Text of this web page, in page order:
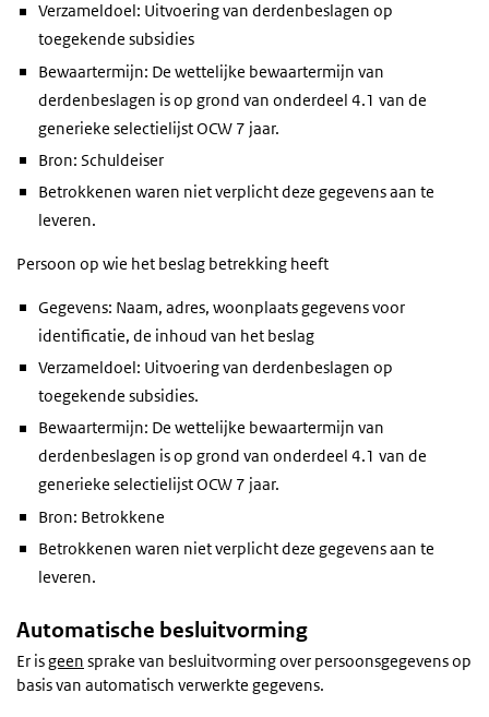
Verzameldoel: Uitvoering van derdenbeslagen op
toegekende subsidies
Bewaartermijn: De wettelijke bewaartermijn van
derdenbeslagen is op grond van onderdeel 4.1 van de
generieke selectielijst OCW 7 jaar.
Bron: Schuldeiser
Betrokkenen waren niet verplicht deze gegevens aan te
leveren.
Persoon op wie het beslag betrekking heeft
Gegevens: Naam, adres, woonplaats gegevens voor
identificatie, de inhoud van het beslag
Verzameldoel: Uitvoering van derdenbeslagen op
toegekende subsidies.
Bewaartermijn: De wettelijke bewaartermijn van
derdenbeslagen is op grond van onderdeel 4.1 van de
generieke selectielijst OCW 7 jaar.
Bron: Betrokkene
Betrokkenen waren niet verplicht deze gegevens aan te
leveren.
Automatische besluitvorming
Er isgeen sprake van besluitvorming over persoonsgegevens op
basis van automatisch verwerkte gegevens.